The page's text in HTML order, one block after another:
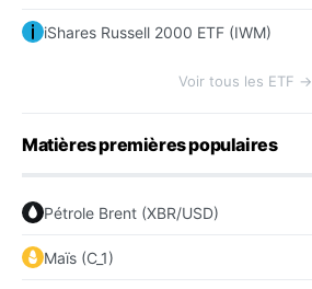
iShares Russell 2000 ETF (IWM)
Voir tous les ETF →
Matières premières populaires
Pétrole Brent (XBR/USD)
Maïs (C_1)